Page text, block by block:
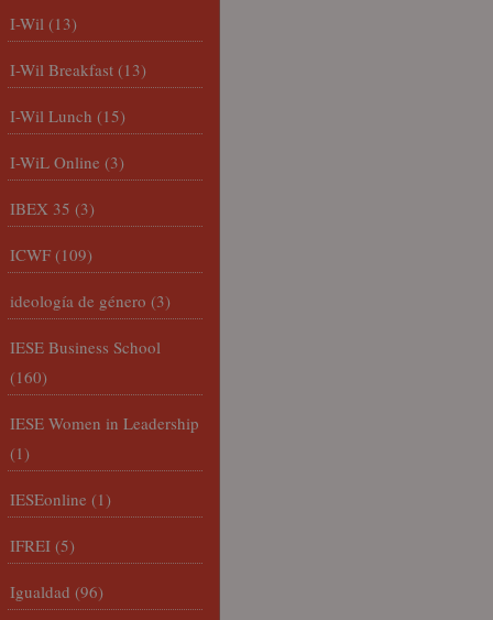
I-Wil (13)
I-Wil Breakfast (13)
I-Wil Lunch (15)
I-WiL Online (3)
IBEX 35 (3)
ICWF (109)
ideología de género (3)
IESE Business School
(160)
IESE Women in Leadership
(1)
IESEonline (1)
IFREI (5)
Igualdad (96)